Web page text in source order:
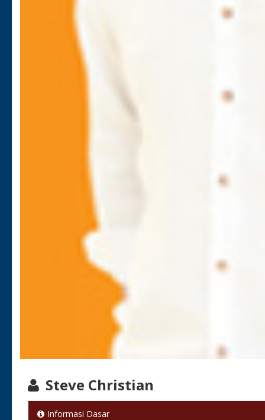
Steve Christian
Informasi Dasar